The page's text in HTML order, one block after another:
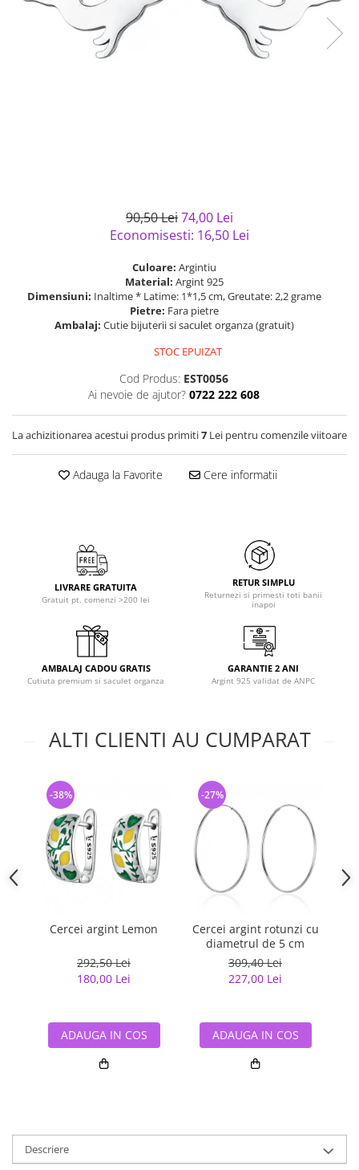
semipretioase
Bijuterii argint placat cu aur
Bijuterii de Lux
Bijuterii gotice si rock
Solutii si lavete de curatare
90,50 Lei74,00 Lei
Economisesti: 16,50 Lei
Culoare: Argintiu
Material: Argint 925
Dimensiuni: Inaltime * Latime: 1*1,5 cm, Greutate: 2,2 grame
Pietre: Fara pietre
Ambalaj: Cutie bijuterii si saculet organza (gratuit)
STOC EPUIZAT
Cod Produs: EST0056
Ai nevoie de ajutor? 0722 222 608
La achizitionarea acestui produs primiti7 Lei pentru comenzile viitoare
Adauga la Favorite Cere informatii
LIVRARE GRATUITA
Gratuit pt. comenzi >200 lei
RETUR SIMPLU
Returnezi si primesti toti banii
inapoi
AMBALAJ CADOU GRATIS
Cutiuta premium si saculet organza
GARANTIE 2 ANI
Argint 925 validat de ANPC
ALTI CLIENTI AU CUMPARAT
Cercei argint Lemon
292,50 Lei
180,00 Lei
-38%
ADAUGA IN COS
Cercei argint rotunzi cu
diametrul de 5 cm
309,40 Lei
227,00 Lei
-27%
ADAUGA IN COS
Descriere